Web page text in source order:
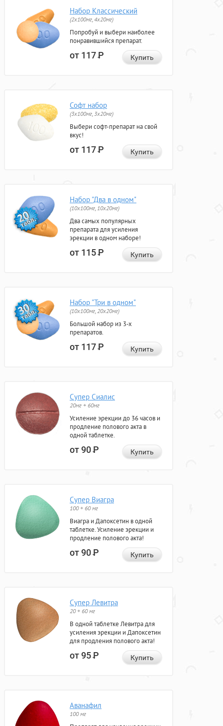
Набор Классический
(2x100мг, 4x20мг)
Попробуй и выбери наиболее
понравившийся препарат.
от 117Р Купить
Софт набор
(3x100мг, 3x20мг)
Выбери софт-препарат на свой
вкус!
от 117Р Купить
Набор "Два в одном"
(10x100мг, 10x20мг)
Два самых популярных
препарата для усиления
эрекции в одном наборе!
от 115Р Купить
Набор "Три в одном"
(10x100мг, 20x20мг)
Большой набор из 3-х
препаратов.
от 117Р Купить
Супер Сиалис
20мг + 60мг
Усиление эрекции до 36 часов и
продление полового акта в
одной таблетке.
от 90Р Купить
Супер Виагра
100 + 60 мг
Виагра и Дапоксетин в одной
таблетке. Усиление эрекции и
продление полового акта!
от 90Р Купить
Супер Левитра
20 + 60 мг
В одной таблетке Левитра для
усиления эрекции и Дапоксетин
для продления полового акта!
от 95Р Купить
Аванафил
100 мг